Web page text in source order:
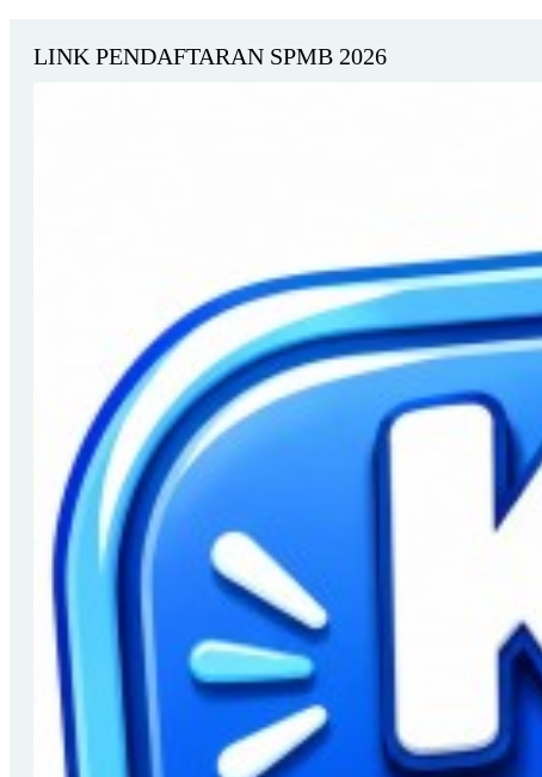
LINK PENDAFTARAN SPMB 2026